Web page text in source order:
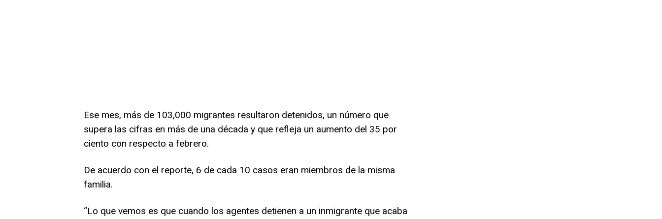
Ese mes, más de 103,000 migrantes resultaron detenidos, un número que
supera las cifras en más de una década y que refleja un aumento del 35 por
ciento con respecto a febrero.
De acuerdo con el reporte, 6 de cada 10 casos eran miembros de la misma
familia.
“Lo que vemos es que cuando los agentes detienen a un inmigrante que acaba